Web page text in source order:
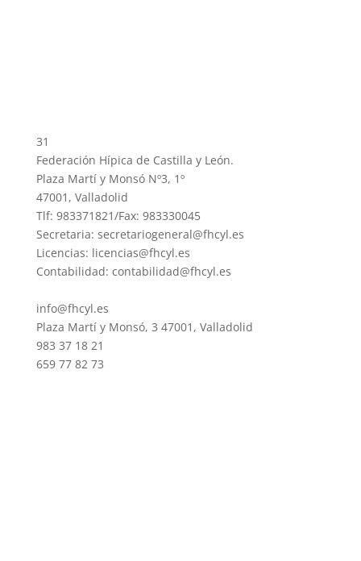
31
Federación Hípica de Castilla y León.
Plaza Martí y Monsó Nº3, 1º
47001, Valladolid
Tlf: 983371821/Fax: 983330045
Secretaria: secretariogeneral@fhcyl.es
Licencias: licencias@fhcyl.es
Contabilidad: contabilidad@fhcyl.es
info@fhcyl.es
Plaza Martí y Monsó, 3 47001, Valladolid
983 37 18 21
659 77 82 73